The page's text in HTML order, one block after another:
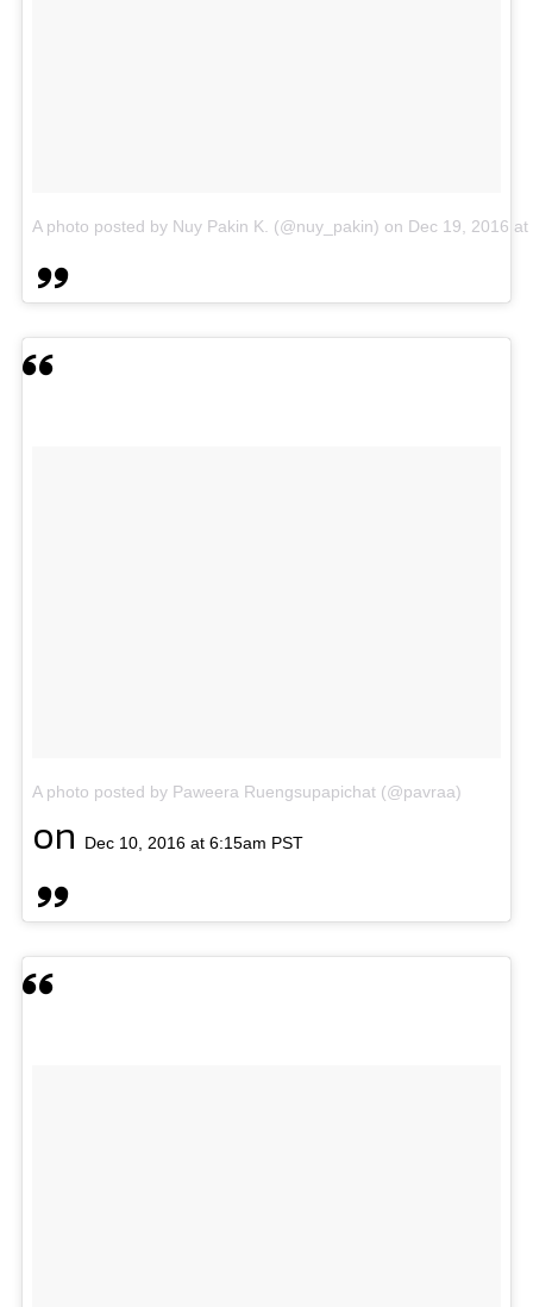
A photo posted by Nuy Pakin K. (@nuy_pakin) on Dec 19, 2016
A photo posted by Paweera Ruengsupapichat (@pavraa)
on Dec 10, 2016 at 6:15am PST